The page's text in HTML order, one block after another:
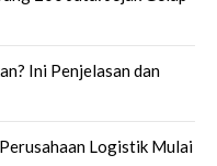
Ini Penjelasan dan
Logistik Mulai